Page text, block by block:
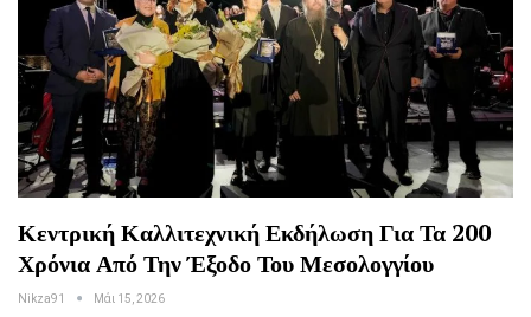
Κεντρική Καλλιτεχνική Εκδήλωση Για Τα 200
Χρόνια Από Την Έξοδο Του Μεσολογγίου
Nikza91 Μάι 15, 2026